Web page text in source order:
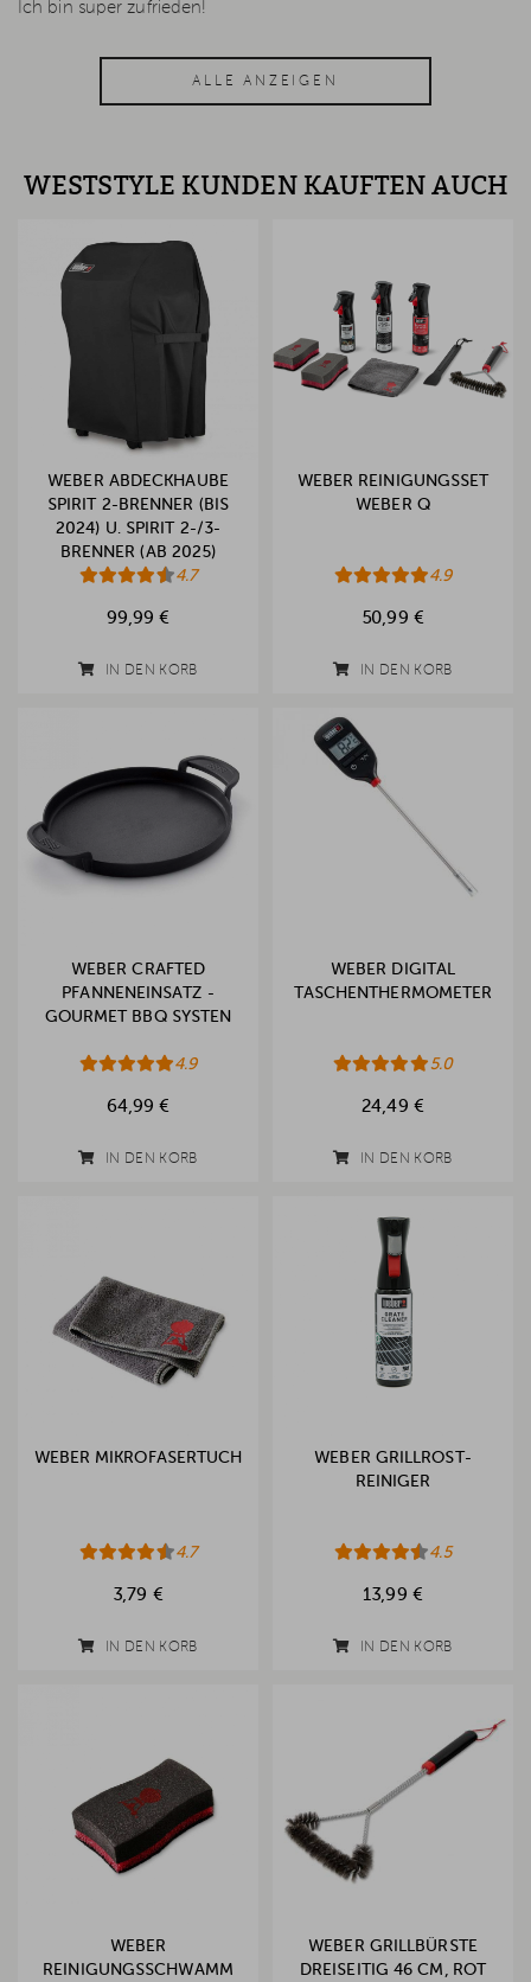
Ich bin super zufrieden!
ALLE ANZEIGEN
WESTSTYLE KUNDEN KAUFTEN AUCH
WEBER ABDECKHAUBE
SPIRIT 2-BRENNER (BIS
2024) U. SPIRIT 2-/3-
BRENNER (AB 2025)
4.7
99,99 €
IN DEN KORB
WEBER REINIGUNGSSET
WEBER Q
4.9
50,99 €
IN DEN KORB
WEBER CRAFTED
PFANNENEINSATZ -
GOURMET BBQ SYSTEN
4.9
64,99 €
IN DEN KORB
WEBER DIGITAL
TASCHENTHERMOMETER
5.0
24,49 €
IN DEN KORB
WEBER MIKROFASERTUCH
4.7
3,79 €
IN DEN KORB
WEBER GRILLROST-
REINIGER
4.5
13,99 €
IN DEN KORB
WEBER
REINIGUNGSSCHWAMM
WEBER GRILLBÜRSTE
DREISEITIG 46 CM, ROT